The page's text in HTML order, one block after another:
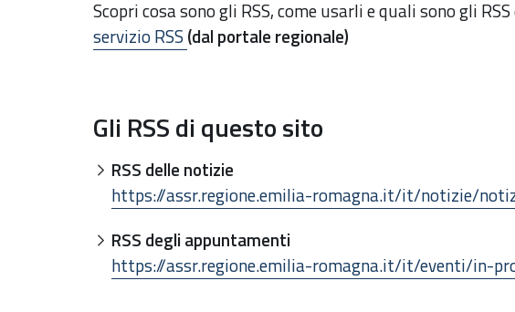
Scopri cosa sono gli RSS, come usarli e quali sono gli
servizio RSS (dal portale regionale)
Gli RSS di questo sito
RSS delle notizie
https://assr.regione.emilia-romagna.it/it/notizie/
RSS degli appuntamenti
https://assr.regione.emilia-romagna.it/it/eventi/in-